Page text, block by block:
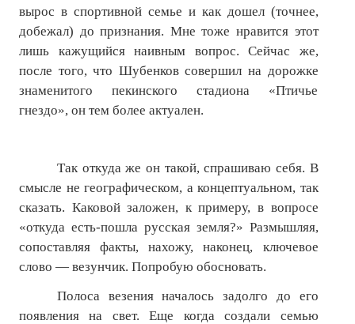
№ 1
№ 2
№ 3
№ 4
№ 7
№ 9
2026 г.
вырос в спортивной семье и как дошел (точнее,
добежал) до признания. Мне тоже нравится этот
лишь кажущийся наивным вопрос. Сейчас же,
после того, что Шубенков совершил на дорожке
знаменитого пекинского стадиона «Птичье
гнездо», он тем более актуален.
Так откуда же он такой, спрашиваю себя. В
смысле не географическом, а концептуальном, так
сказать. Каковой заложен, к примеру, в вопросе
«откуда есть-пошла русская земля?» Размышляя,
сопоставляя факты, нахожу, наконец, ключевое
слово — везунчик. Попробую обосновать.
Полоса везения началось задолго до его
появления на свет. Еще когда создали семью